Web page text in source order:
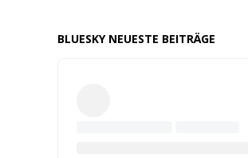
BLUESKY NEUESTE BEITRÄGE